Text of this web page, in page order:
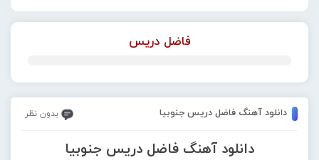
فاضل دریس
دانلود آهنگ فاضل دریس جنوبیا بدون نظر
دانلود آهنگ فاضل دریس جنوبیا